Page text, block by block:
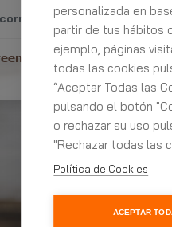
de confirmación
el correo de
personalizada en
partir de tus hábitos
ejemplo, páginas
todas las cookies
“Aceptar Todas las
pulsando el botón
o rechazar su uso
"Rechazar todas las
Política de Cookies
ACEPTAR